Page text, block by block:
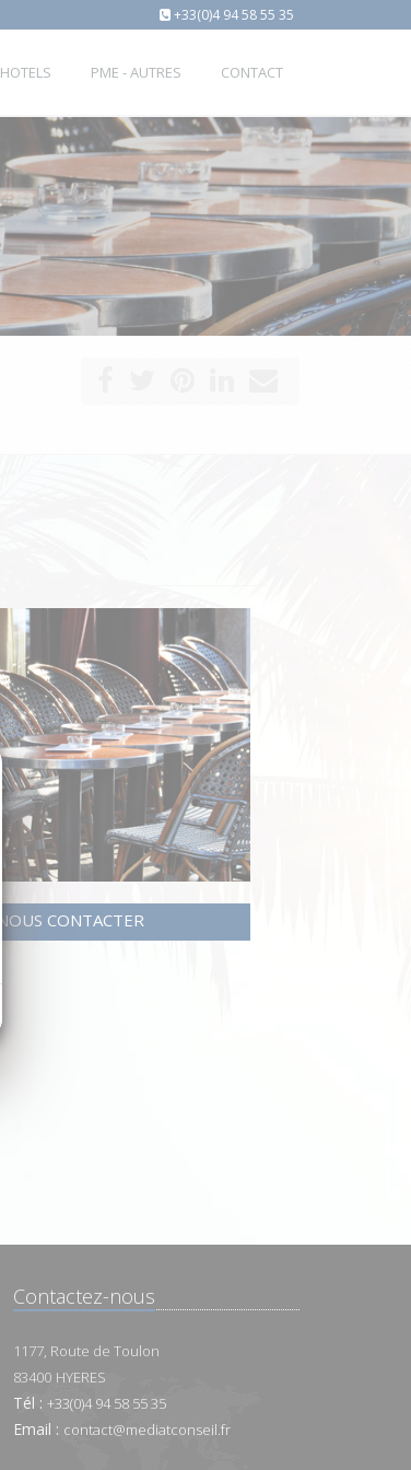
+33(0)4 94 58 55 35
HOTELS PME - AUTRES CONTACT
NOUS CONTACTER
Contactez-nous
1177, Route de Toulon
83400 HYERES
Tél : +33(0)4 94 58 55 35
Email : contact@mediatconseil.fr